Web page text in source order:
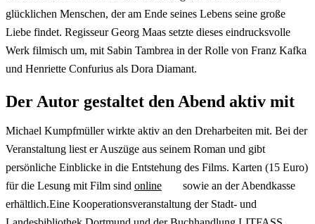
glücklichen Menschen, der am Ende seines Lebens seine große
Liebe findet. Regisseur Georg Maas setzte dieses eindrucksvolle
Werk filmisch um, mit Sabin Tambrea in der Rolle von Franz Kafka
und Henriette Confurius als Dora Diamant.
Der Autor gestaltet den Abend aktiv mit
Michael Kumpfmüller wirkte aktiv an den Dreharbeiten mit. Bei der
Veranstaltung liest er Auszüge aus seinem Roman und gibt
persönliche Einblicke in die Entstehung des Films. Karten (15 Euro)
für die Lesung mit Film sind online
sowie an der Abendkasse
erhältlich.Eine Kooperationsveranstaltung der Stadt- und